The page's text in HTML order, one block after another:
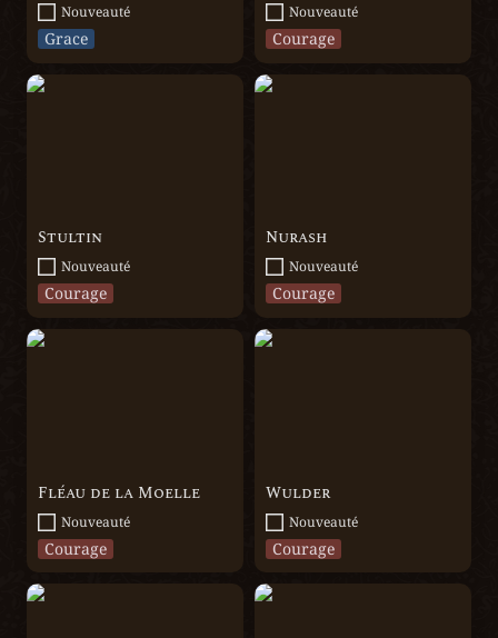
Nouveauté
Grace
Nouveauté
Courage
Stultin
Stultin
Nouveauté
Courage
Nurash
Nurash
Nouveauté
Courage
Fléau de la Moelle
Fléau de la Moelle
Nouveauté
Courage
Wulder
Wulder
Nouveauté
Courage
Igne Mora Vetch